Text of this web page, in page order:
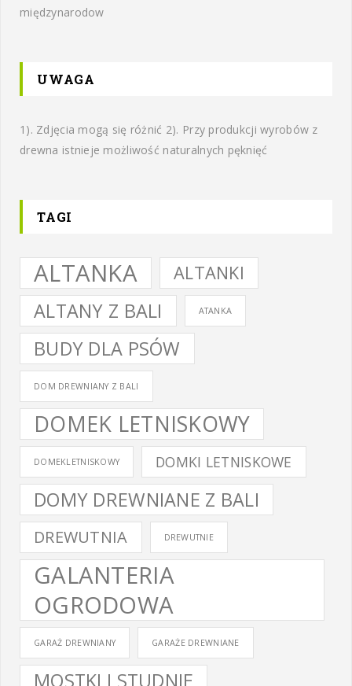
międzynarodow
UWAGA
1). Zdjęcia mogą się różnić 2). Przy produkcji wyrobów z
drewna istnieje możliwość naturalnych pęknięć
TAGI
ALTANKA ALTANKI
ALTANY Z BALI ATANKA
BUDY DLA PSÓW
DOM DREWNIANY Z BALI
DOMEK LETNISKOWY
DOMEKLETNISKOWY DOMKI LETNISKOWE
DOMY DREWNIANE Z BALI
DREWUTNIA DREWUTNIE
GALANTERIA
OGRODOWA
GARAŻ DREWNIANY GARAŻE DREWNIANE
MOSTKI I STUDNIE